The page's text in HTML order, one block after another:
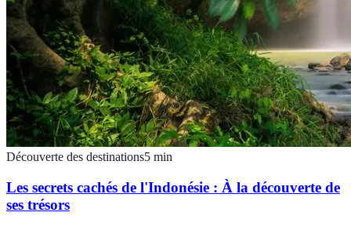
Découverte des destinations5 min
Les secrets cachés de l'Indonésie : À la découverte de
ses trésors